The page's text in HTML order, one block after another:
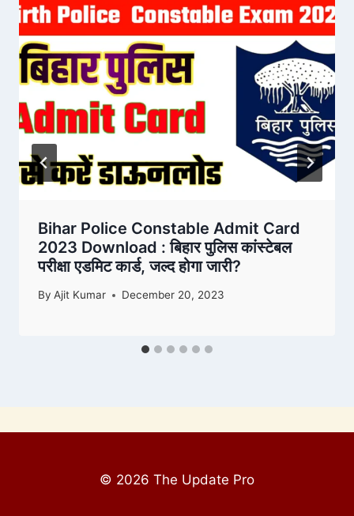
Bihar Police Constable Admit Card
2023 Download : बिहार पुलिस कांस्टेबल
परीक्षा एडमिट कार्ड, जल्द होगा जारी?
By Ajit Kumar December 20, 2023
© 2026 The Update Pro